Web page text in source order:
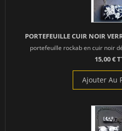
PORTEFEUILLE CUIR NOIR
portefeuille rockab en cuir noir
15,00 €
Ajouter Au